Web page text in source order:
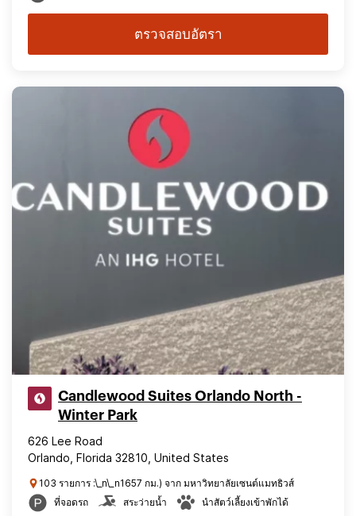
ตรวจสอบอัตรา
Candlewood Suites Orlando North -
Winter Park
626 Lee Road
Orlando, Florida 32810, United States
103 รายการ :\_n\_n1657 กม.) จาก มหาวิทยาลัยเซนต์แมทธิวส์
ที่จอดรถ
สระว่ายน้ำ นำสัตว์เลี้ยงเข้าพักได้